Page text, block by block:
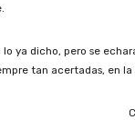
ya dicho, pero se
tan acertadas, en la